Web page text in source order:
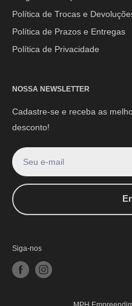
WhatsApp:
(44) 9 8856-3798
Política de Trocas e
Política de Prazos e Entregas
Política de Privacidade
NOSSA NEWSLETTER
Cadastre-se e receba as
desconto!
Seu e-mail
Siga-nos